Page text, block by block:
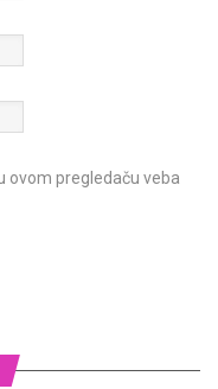
ovom pregledaču veba